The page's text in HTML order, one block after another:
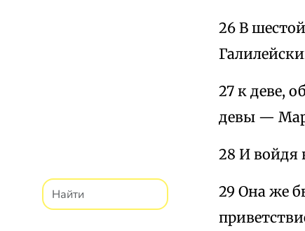
26 В
27 к деве,
девы —
28 И войдя
29 Она же